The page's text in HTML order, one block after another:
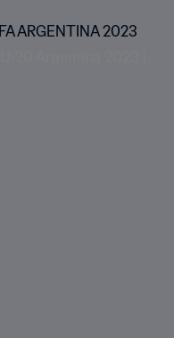
ARGENTINA 2023